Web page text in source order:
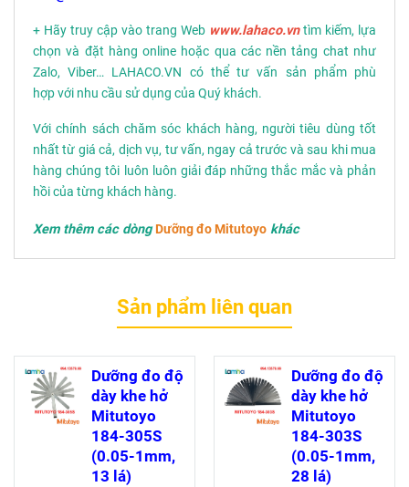
+ Hãy truy cập vào trang Web www.lahaco.vntìm kiếm, lựa
chọn và đặt hàng online hoặc qua các nền tảng chat như
Zalo, Viber… LAHACO.VN có thể tư vấn sản phẩm phù
hợp với nhu cầu sử dụng của Quý khách.
Với chính sách chăm sóc khách hàng, người tiêu dùng tốt
nhất từ giá cả, dịch vụ, tư vấn, ngay cả trước và sau khi mua
hàng chúng tôi luôn luôn giải đáp những thắc mắc và phản
hồi của từng khách hàng.
Xem thêm các dòng Dưỡng đo Mitutoyo khác
Sản phẩm liên quan
Dưỡng đo độ
dày khe hở
Mitutoyo
184-305S
(0.05-1mm,
13 lá)
Dưỡng đo độ
dày khe hở
Mitutoyo
184-303S
(0.05-1mm,
28 lá)